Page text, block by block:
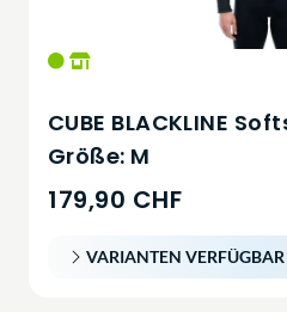
CUBE BLACKLINE
Größe: M
179,90 CHF
VARIANTEN VERFÜGBAR